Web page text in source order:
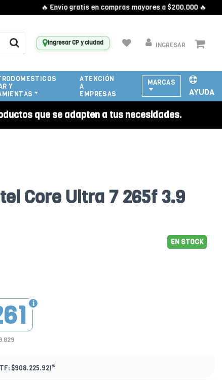
🔥 Envío gratis en compras mayores a $200.000 🔥
Ingresar CP y ciudad INGRESAR
Y
ATENCIÓN
A
EMPRESAS
MARCAS
AYUDA
que se adapten a tus necesidades.
Core Ultra 7 265f 3.9
EN STOCK
$908.225.92)*